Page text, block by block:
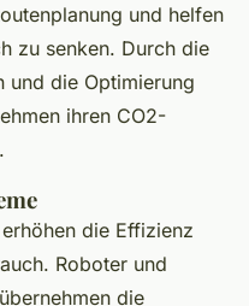
und helfen
zu senken. Durch die
und die Optimierung
ihren CO2-
die Effizienz
Roboter und
die